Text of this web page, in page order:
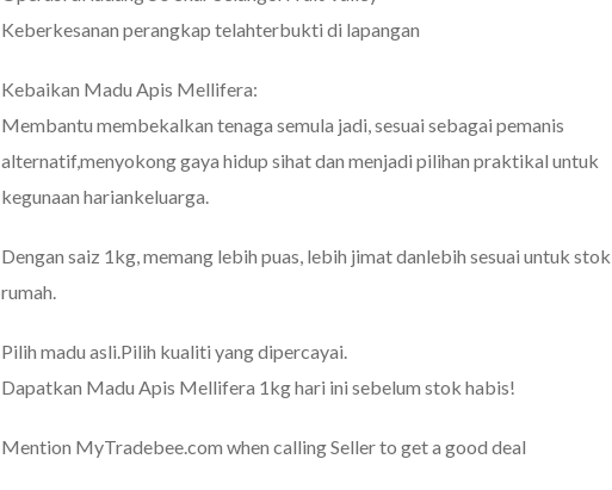
Keberkesanan perangkap telahterbukti di lapangan
Kebaikan Madu Apis Mellifera:
Membantu membekalkan tenaga semula jadi, sesuai sebagai pemanis
alternatif,menyokong gaya hidup sihat dan menjadi pilihan praktikal untuk
kegunaan hariankeluarga.
Dengan saiz 1kg, memang lebih puas, lebih jimat danlebih sesuai untuk stok
rumah.
Pilih madu asli.Pilih kualiti yang dipercayai.
Dapatkan Madu Apis Mellifera 1kghari ini sebelum stok habis!
Mention MyTradebee.com when calling Seller to get a good deal